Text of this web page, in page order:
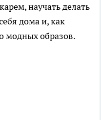
научать делать
дома и, как
модных образов.